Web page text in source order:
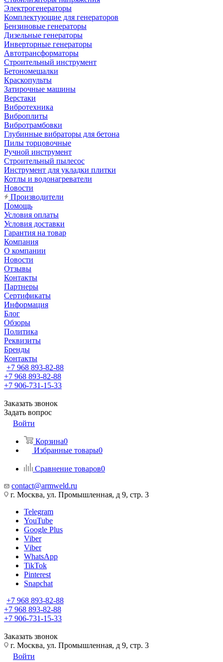
Электрогенераторы
Комплектующие для генераторов
Бензиновые генераторы
Дизельные генераторы
Инверторные генераторы
Автотрансформаторы
Строительный инструмент
Бетономешалки
Краскопульты
Затирочные машины
Верстаки
Вибротехника
Виброплиты
Вибротрамбовки
Глубинные вибраторы для бетона
Пилы торцовочные
Ручной инструмент
Строительный пылесос
Инструмент для укладки плитки
Котлы и водонагреватели
Новости
Производители
Помощь
Условия оплаты
Условия доставки
Гарантия на товар
Компания
О компании
Новости
Отзывы
Контакты
Партнеры
Сертификаты
Информация
Блог
Обзоры
Политика
Реквизиты
Бренды
Контакты
+7 968 893-82-88
+7 968 893-82-88
+7 906-731-15-33
Заказать звонок
Задать вопрос
Войти
Корзина0
Избранные товары0
Сравнение товаров0
contact@armweld.ru
г. Москва, ул. Промышленная, д 9, стр. 3
Telegram
YouTube
Google Plus
Viber
Viber
WhatsApp
TikTok
Pinterest
Snapchat
+7 968 893-82-88
+7 968 893-82-88
+7 906-731-15-33
Заказать звонок
г. Москва, ул. Промышленная, д 9, стр. 3
Войти